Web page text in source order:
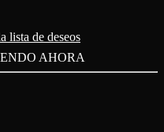
lista de deseos
AHORA